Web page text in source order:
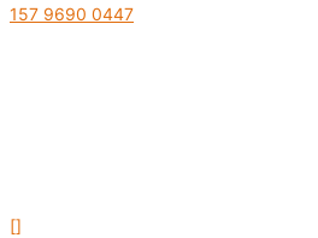
157 9690 0447
[]